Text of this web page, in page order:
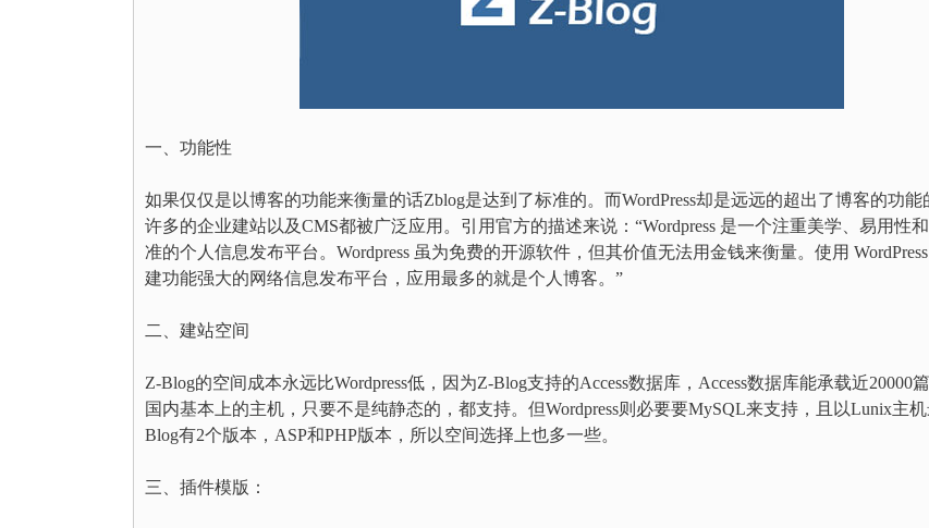
一、功能性
如果仅仅是以博客的功能来衡量的话Zblog是达到了标准的。而WordPress却是远远的超出了博客的功能
许多的企业建站以及CMS都被广泛应用。引用官方的描述来说：“Wordpress 是一个注重美学、易用性
准的个人信息发布平台。Wordpress 虽为免费的开源软件，但其价值无法用金钱来衡量。使用
建功能强大的网络信息发布平台，应用最多的就是个人博客。”
二、建站空间
Z-Blog的空间成本永远比Wordpress低，因为Z-Blog支持的Access数据库，Access数据库能承载近20000篇
国内基本上的主机，只要不是纯静态的，都支持。但Wordpress则必要要MySQL来支持，且以Lunix主
Blog有2个版本，ASP和PHP版本，所以空间选择上也多一些。
三、插件模版：